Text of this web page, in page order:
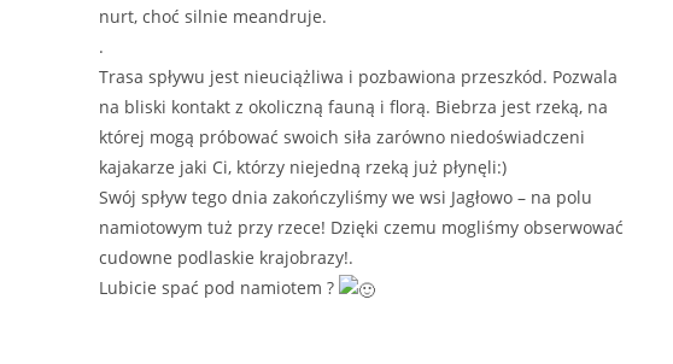
nurt, choć silnie meandruje.
.
Trasa spływu jest nieuciążliwa i pozbawiona przeszkód. Pozwala
na bliski kontakt z okoliczną fauną i florą. Biebrza jest rzeką, na
której mogą próbować swoich siła zarówno niedoświadczeni
kajakarze jaki Ci, którzy niejedną rzeką już płynęli:)
Swój spływ tego dnia zakończyliśmy we wsi Jagłowo – na polu
namiotowym tuż przy rzece! Dzięki czemu mogliśmy obserwować
cudowne podlaskie krajobrazy!.
Lubicie spać pod namiotem ?